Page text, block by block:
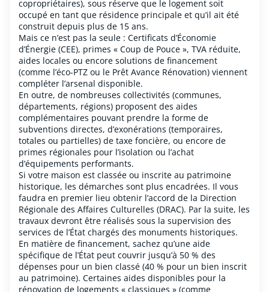
copropriétaires), sous réserve que le logement soit
occupé en tant que résidence principale et qu’il ait été
construit depuis plus de 15 ans.
Mais ce n’est pas la seule : Certificats d’Économie
d’Énergie (CEE), primes « Coup de Pouce », TVA réduite,
aides locales ou encore solutions de financement
(comme l’éco-PTZ ou le Prêt Avance Rénovation) viennent
compléter l’arsenal disponible.
En outre, de nombreuses collectivités (communes,
départements, régions) proposent des aides
complémentaires pouvant prendre la forme de
subventions directes, d’exonérations (temporaires,
totales ou partielles) de taxe foncière, ou encore de
primes régionales pour l’isolation ou l’achat
d’équipements performants.
Si votre maison est classée ou inscrite au patrimoine
historique, les démarches sont plus encadrées. Il vous
faudra en premier lieu obtenir l’accord de la Direction
Régionale des Affaires Culturelles (DRAC). Par la suite, les
travaux devront être réalisés sous la supervision des
services de l’État chargés des monuments historiques.
En matière de financement, sachez qu’une aide
spécifique de l’État peut couvrir jusqu’à 50 % des
dépenses pour un bien classé (40 % pour un bien inscrit
au patrimoine). Certaines aides disponibles pour la
rénovation de logements « classiques » (comme